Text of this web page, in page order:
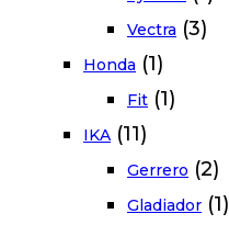
Vectra (3)
Honda (1)
Fit (1)
IKA (11)
Gerrero (2)
Gladiador (1)